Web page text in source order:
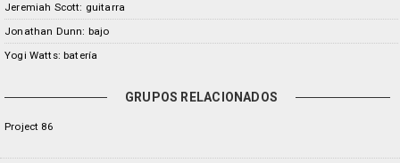
Jeremiah Scott: guitarra
Jonathan Dunn: bajo
Yogi Watts: batería
GRUPOS RELACIONADOS
Project 86